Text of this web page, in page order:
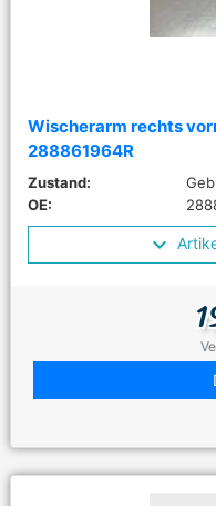
Wischerarm rechts
288861964R
Zustand:
OE: